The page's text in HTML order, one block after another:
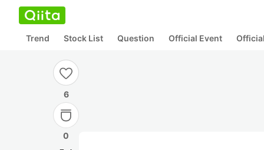
Trend Stock List Question Official Event
6
0